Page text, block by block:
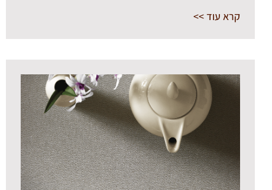
קרא עוד >>